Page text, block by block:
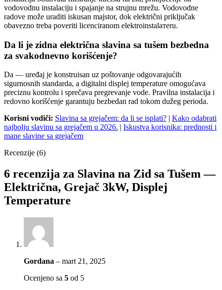
vodovodnu instalaciju i spajanje na strujnu mrežu. Vodovodne
radove može uraditi iskusan majstor, dok električni priključak
obavezno treba poveriti licenciranom elektroinstalатеru.
Da li je zidna električna slavina sa tušem bezbedna
za svakodnevno korišćenje?
Da — uređaj je konstruisan uz poštovanje odgovarajućih
sigurnosnih standarda, a digitalni displej temperature omogućava
preciznu kontrolu i sprečava pregrevanje vode. Pravilna instalacija i
redovno korišćenje garantuju bezbedan rad tokom dužeg perioda.
Korisni vodiči: Slavina sa grejačem: da li se isplati?
Kako odabrati
najbolju slavinu sa grejačem u 2026.
Iskustva korisnika: prednosti i
mane slavine sa grejačem
Recenzije (6)
6 recenzija za Slavina na Zid sa Tušem —
Električna, Grejač 3kW, Displej
Temperature
Gordana – mart 21, 2025
Ocenjeno sa 5 od 5